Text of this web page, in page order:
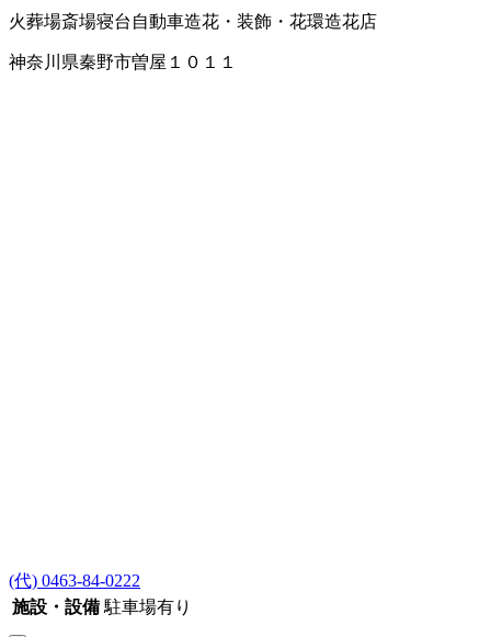
火葬場斎場寝台自動車造花・装飾・花環造花店
神奈川県秦野市曽屋１０１１
(代) 0463-84-0222
施設・設備 駐車場有り